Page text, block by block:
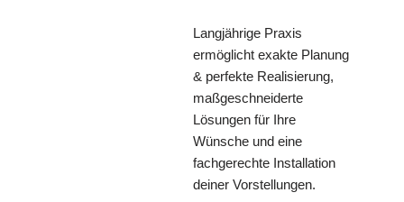
Langjährige Praxis
ermöglicht exakte Planung
& perfekte Realisierung,
maßgeschneiderte
Lösungen für Ihre
Wünsche und eine
fachgerechte Installation
deiner Vorstellungen.